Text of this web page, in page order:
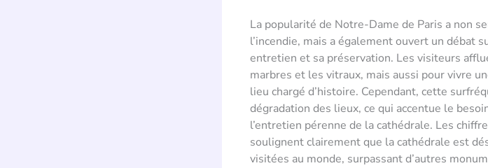
La popularité de Notre-Dame de Paris a non
l’incendie, mais a également ouvert un débat
entretien et sa préservation. Les visiteurs
marbres et les vitraux, mais aussi pour vivre
lieu chargé d’histoire. Cependant, cette
dégradation des lieux, ce qui accentue le
l’entretien pérenne de la cathédrale. Les
soulignent clairement que la cathédrale est
visitées au monde, surpassant d’autres